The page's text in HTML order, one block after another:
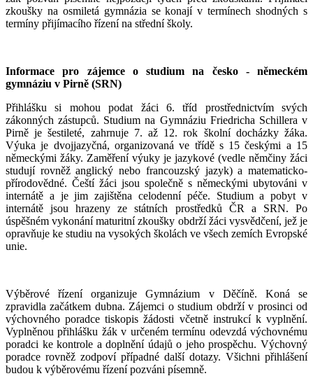
zkoušky na osmiletá gymnázia se konají v termínech shodných s
termíny přijímacího řízení na střední školy.
Informace pro zájemce o studium na česko - německém
gymnáziu v Pirně (SRN)
Přihlášku si mohou podat žáci 6. tříd prostřednictvím svých
zákonných zástupců. Studium na Gymnáziu Friedricha Schillera v
Pirně je šestileté, zahrnuje 7. až 12. rok školní docházky žáka.
Výuka je dvojjazyčná, organizovaná ve třídě s 15 českými a 15
německými žáky. Zaměření výuky je jazykové (vedle němčiny žáci
studují rovněž anglický nebo francouzský jazyk) a matematicko-
přírodovědné. Čeští žáci jsou společně s německými ubytováni v
internátě a je jim zajištěna celodenní péče. Studium a pobyt v
internátě jsou hrazeny ze státních prostředků ČR a SRN. Po
úspěšném vykonání maturitní zkoušky obdrží žáci vysvědčení, jež je
opravňuje ke studiu na vysokých školách ve všech zemích Evropské
unie.
Výběrové řízení organizuje Gymnázium v Děčíně. Koná se
zpravidla začátkem dubna. Zájemci o studium obdrží v prosinci od
výchovného poradce tiskopis žádosti včetně instrukcí k vyplnění.
Vyplněnou přihlášku žák v určeném termínu odevzdá výchovnému
poradci ke kontrole a doplnění údajů o jeho prospěchu. Výchovný
poradce rovněž zodpoví případné další dotazy. Všichni přihlášení
budou k výběrovému řízení pozváni písemně.